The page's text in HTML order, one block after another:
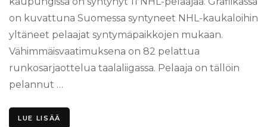
on kuvattuna Suomessa syntyneet NHL-kaukaloihin
yltäneet pelaajat syntymäpaikkojen mukaan.
Vähimmäisvaatimuksena on 82 pelattua
runkosarjaottelua taalaliigassa. Pelaaja on tällöin
pelannut …
LUE LISÄÄ